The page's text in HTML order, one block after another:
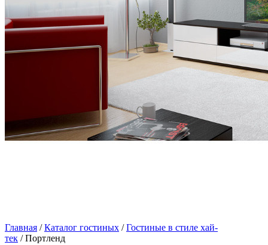
Главная /Каталог гостиных /Гостиные в стиле хай-
тек / Портленд